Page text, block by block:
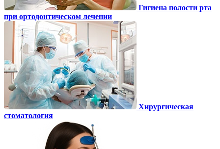
Гигиена полости рта
при ортодонтическом лечении
Хирургическая
стоматология